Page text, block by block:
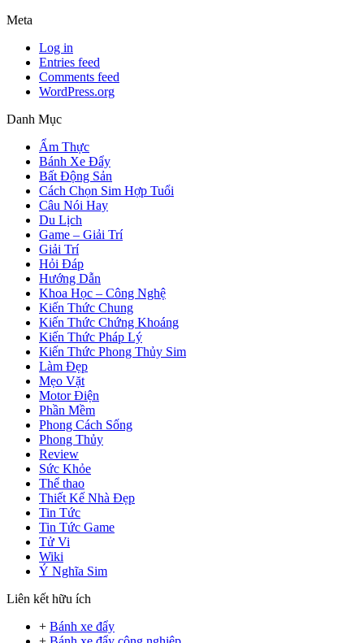
Meta
Log in
Entries feed
Comments feed
WordPress.org
Danh Mục
Ẩm Thực
Bánh Xe Đẩy
Bất Động Sản
Cách Chọn Sim Hợp Tuổi
Câu Nói Hay
Du Lịch
Game – Giải Trí
Giải Trí
Hỏi Đáp
Hướng Dẫn
Khoa Học – Công Nghệ
Kiến Thức Chung
Kiến Thức Chứng Khoáng
Kiến Thức Pháp Lý
Kiến Thức Phong Thủy Sim
Làm Đẹp
Mẹo Vặt
Motor Điện
Phần Mềm
Phong Cách Sống
Phong Thủy
Review
Sức Khỏe
Thể thao
Thiết Kế Nhà Đẹp
Tin Tức
Tin Tức Game
Tử Vi
Wiki
Ý Nghĩa Sim
Liên kết hữu ích
+ Bánh xe đẩy